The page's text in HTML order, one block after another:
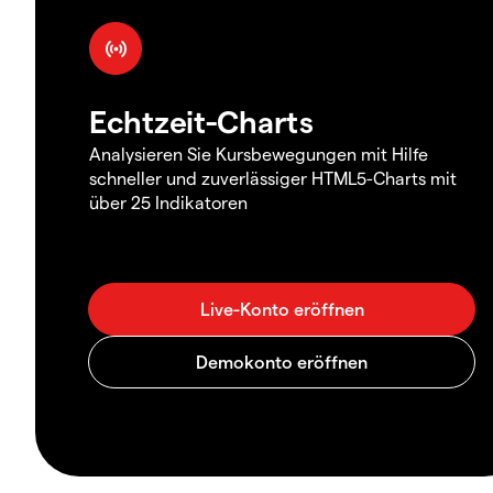
Echtzeit-Charts
Analysieren Sie Kursbewegungen mit Hilfe
schneller und zuverlässiger HTML5-Charts mit
über 25 Indikatoren